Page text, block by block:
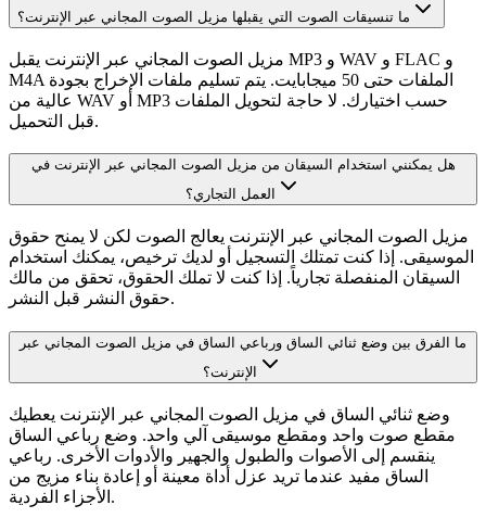
ما تنسيقات الصوت التي يقبلها مزيل الصوت المجاني عبر الإنترنت؟
مزيل الصوت المجاني عبر الإنترنت يقبل MP3 و WAV و FLAC و
M4A الملفات حتى 50 ميجابايت. يتم تسليم ملفات الإخراج بجودة
عالية من WAV أو MP3 حسب اختيارك. لا حاجة لتحويل الملفات
قبل التحميل.
هل يمكنني استخدام السيقان من مزيل الصوت المجاني عبر الإنترنت في
العمل التجاري؟
مزيل الصوت المجاني عبر الإنترنت يعالج الصوت لكن لا يمنح حقوق
الموسيقى. إذا كنت تمتلك التسجيل أو لديك ترخيص، يمكنك استخدام
السيقان المنفصلة تجارياً. إذا كنت لا تملك الحقوق، تحقق من مالك
حقوق النشر قبل النشر.
ما الفرق بين وضع ثنائي الساق ورباعي الساق في مزيل الصوت المجاني عبر
الإنترنت؟
وضع ثنائي الساق في مزيل الصوت المجاني عبر الإنترنت يعطيك
مقطع صوت واحد ومقطع موسيقى آلي واحد. وضع رباعي الساق
ينقسم إلى الأصوات والطبول والجهير والأدوات الأخرى. رباعي
الساق مفيد عندما تريد عزل أداة معينة أو إعادة بناء مزيج من
الأجزاء الفردية.